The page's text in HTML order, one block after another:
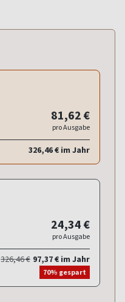
81,62 €
pro Ausgabe
326,46 € im Jahr
24,34 €
pro Ausgabe
326,46 € 97,37 € im Jahr
70% gespart